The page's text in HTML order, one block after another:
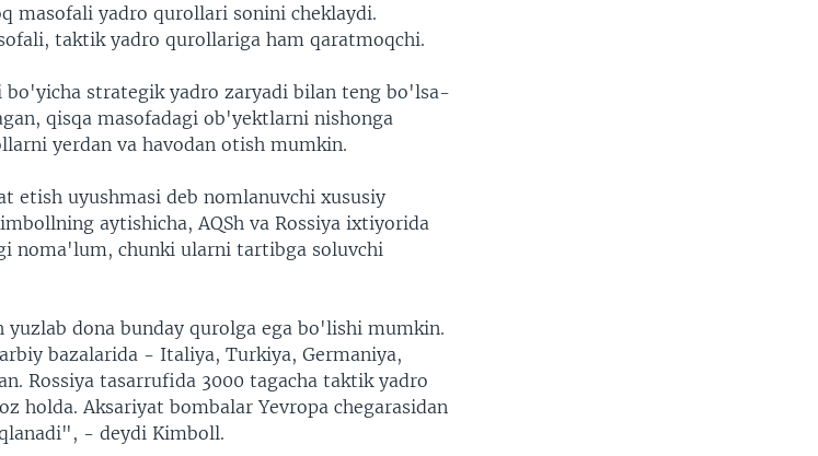
masofali yadro qurollari sonini cheklaydi.
taktik yadro qurollariga ham qaratmoqchi.
strategik yadro zaryadi bilan teng bo'lsa-
qisqa masofadagi ob'yektlarni nishonga
yerdan va havodan otish mumkin.
etish uyushmasi deb nomlanuvchi xususiy
aytishicha, AQSh va Rossiya ixtiyorida
noma'lum, chunki ularni tartibga soluvchi
dona bunday qurolga ega bo'lishi mumkin.
bazalarida - Italiya, Turkiya, Germaniya,
Rossiya tasarrufida 3000 tagacha taktik yadro
holda. Aksariyat bombalar Yevropa chegarasidan
- deydi Kimboll.